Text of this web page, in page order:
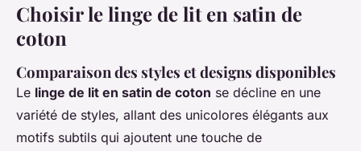
Choisir le linge de lit en satin de
coton
Comparaison des styles et designs disponibles
Le linge de lit en satin de coton se décline en une
variété de styles, allant des unicolores élégants aux
motifs subtils qui ajoutent une touche de